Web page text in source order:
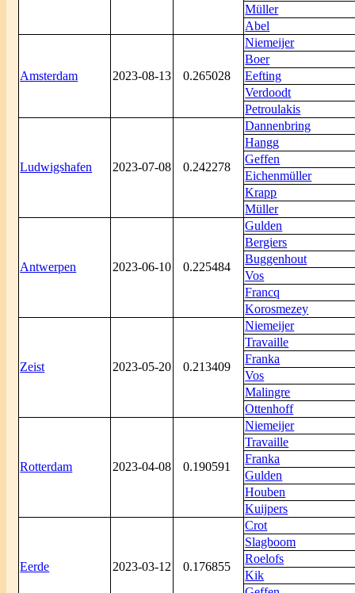
Müller
Abel
Amsterdam 2023-08-13 0.265028
Niemeijer
Boer
Eefting
Verdoodt
Petroulakis
Ludwigshafen 2023-07-08 0.242278
Dannenbring
Hangg
Geffen
Eichenmüller
Krapp
Müller
Antwerpen 2023-06-10 0.225484
Gulden
Bergiers
Buggenhout
Vos
Francq
Korosmezey
Zeist 2023-05-20 0.213409
Niemeijer
Travaille
Franka
Vos
Malingre
Ottenhoff
Rotterdam 2023-04-08 0.190591
Niemeijer
Travaille
Franka
Gulden
Houben
Kuijpers
Eerde 2023-03-12 0.176855
Crot
Slagboom
Roelofs
Kik